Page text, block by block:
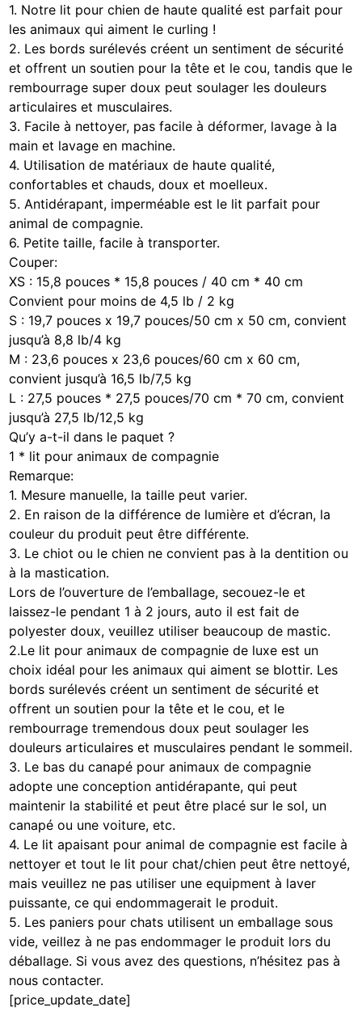
1. Notre lit pour chien de haute qualité est parfait pour
les animaux qui aiment le curling !
2. Les bords surélevés créent un sentiment de sécurité
et offrent un soutien pour la tête et le cou, tandis que le
rembourrage super doux peut soulager les douleurs
articulaires et musculaires.
3. Facile à nettoyer, pas facile à déformer, lavage à la
main et lavage en machine.
4. Utilisation de matériaux de haute qualité,
confortables et chauds, doux et moelleux.
5. Antidérapant, imperméable est le lit parfait pour
animal de compagnie.
6. Petite taille, facile à transporter.
Couper:
XS : 15,8 pouces * 15,8 pouces / 40 cm * 40 cm
Convient pour moins de 4,5 lb / 2 kg
S : 19,7 pouces x 19,7 pouces/50 cm x 50 cm, convient
jusqu’à 8,8 lb/4 kg
M : 23,6 pouces x 23,6 pouces/60 cm x 60 cm,
convient jusqu’à 16,5 lb/7,5 kg
L : 27,5 pouces * 27,5 pouces/70 cm * 70 cm, convient
jusqu’à 27,5 lb/12,5 kg
Qu’y a-t-il dans le paquet ?
1 * lit pour animaux de compagnie
Remarque:
1. Mesure manuelle, la taille peut varier.
2. En raison de la différence de lumière et d’écran, la
couleur du produit peut être différente.
3. Le chiot ou le chien ne convient pas à la dentition ou
à la mastication.
Lors de l’ouverture de l’emballage, secouez-le et
laissez-le pendant 1 à 2 jours, auto il est fait de
polyester doux, veuillez utiliser beaucoup de mastic.
2.Le lit pour animaux de compagnie de luxe est un
choix idéal pour les animaux qui aiment se blottir. Les
bords surélevés créent un sentiment de sécurité et
offrent un soutien pour la tête et le cou, et le
rembourrage tremendous doux peut soulager les
douleurs articulaires et musculaires pendant le sommeil.
3. Le bas du canapé pour animaux de compagnie
adopte une conception antidérapante, qui peut
maintenir la stabilité et peut être placé sur le sol, un
canapé ou une voiture, etc.
4. Le lit apaisant pour animal de compagnie est facile à
nettoyer et tout le lit pour chat/chien peut être nettoyé,
mais veuillez ne pas utiliser une equipment à laver
puissante, ce qui endommagerait le produit.
5. Les paniers pour chats utilisent un emballage sous
vide, veillez à ne pas endommager le produit lors du
déballage. Si vous avez des questions, n’hésitez pas à
nous contacter.
[price_update_date]